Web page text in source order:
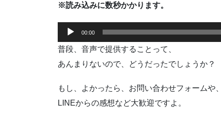
※読み込みに数秒かかります。
プ
レ
ヤ
ー
00:00
普段、音声で提供することって、
あんまりないので、どうだったでしょうか？
もし、よかったら、お問い合わせフォームや
LINEからの感想など大歓迎ですよ。